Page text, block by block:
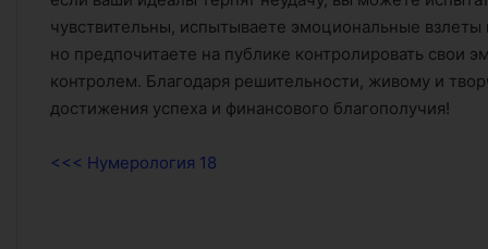
чувствительны, испытываете эмоциональные
но предпочитаете на публике контролировать свои
контролем. Благодаря решительности, живому и
достижения успеха и финансового благополучия!
<<< Нумерология 18